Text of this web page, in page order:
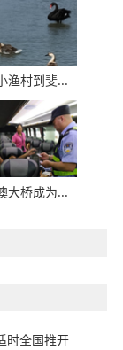
渔村到斐...
大桥成为...
时全国推开